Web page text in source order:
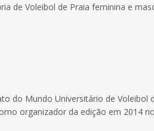
de Voleibol de Praia feminina e
do Mundo Universitário de
organizador da edição em 2014